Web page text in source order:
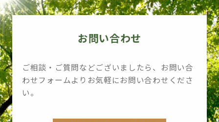
お問い合わせ
ご相談・ご質問などございましたら、お問い合
わせフォームよりお気軽にお問い合わせくださ
い。